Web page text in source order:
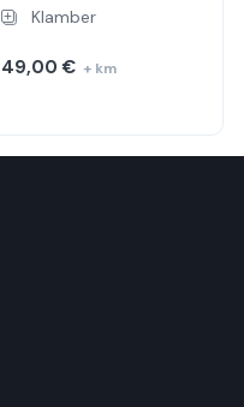
Klamber
49,00€ + km